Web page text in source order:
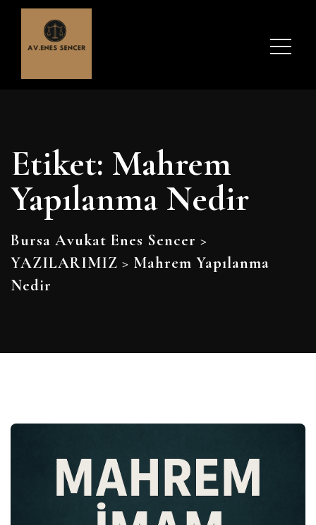
Etiket: Mahrem
Yapılanma Nedir
Bursa Avukat Enes Sencer >
YAZILARIMIZ > Mahrem Yapılanma
Nedir